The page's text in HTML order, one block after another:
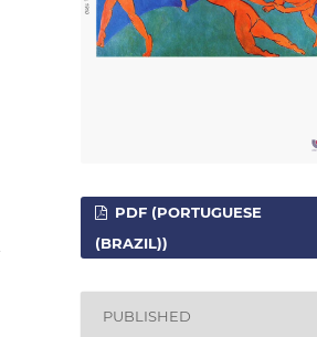
PDF (PORTUGUESE
(BRAZIL))
PUBLISHED